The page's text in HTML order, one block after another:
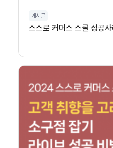
게시글
스스로 커머스 스쿨 성공